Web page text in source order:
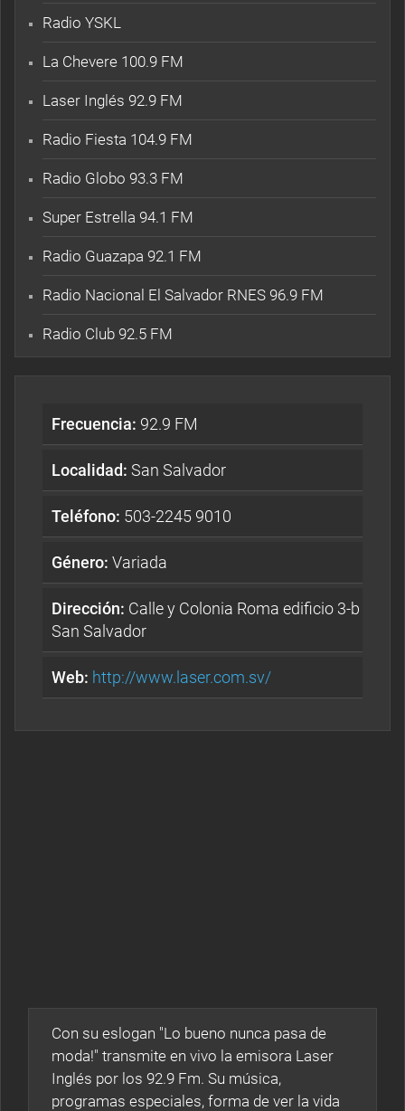
Frecuencia: 92.9 FM
Localidad: San Salvador
Teléfono: 503-2245 9010
Género: Variada
Dirección: Calle y Colonia Roma edificio 3-b
San Salvador
Web: http://www.laser.com.sv/
Con su eslogan "Lo bueno nunca pasa de
moda!" transmite en vivo la emisora Laser
Inglés por los 92.9 Fm. Su música,
programas especiales, forma de ver la vida
Radio YSKL
La Chevere 100.9 FM
Laser Inglés 92.9 FM
Radio Fiesta 104.9 FM
Radio Globo 93.3 FM
Super Estrella 94.1 FM
Radio Guazapa 92.1 FM
Radio Nacional El Salvador RNES 96.9 FM
Radio Club 92.5 FM